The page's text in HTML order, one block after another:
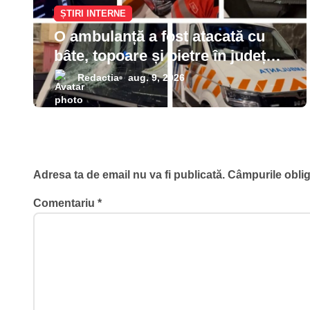
r
t
i
c
l
e
ȘTIRI INTERNE
O ambulanță a fost atacată cu
bâte, topoare și pietre în județul
Cluj pe fondul unor dezinformări
de pe TikTok
Redactia aug. 9, 2026
Adresa ta de email nu va fi publicată. Câmpurile
Comentariu *